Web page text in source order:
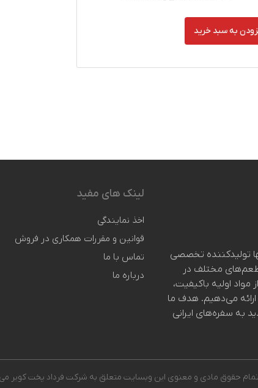
به سبد خرید
تولیدکننده تخصصی
مختلف در
مواد اولیه باکیفیت،
می‌دهیم. هدف ما
به سفره‌های ایرانی
لینک های مفید
اخذ نمایندگی
قوانین و مقررات همکاری در فروش
تماس با ما
درباره ما
تمام حقوق مادی و معنوی این وبسایت متعلق به شرکت فرداد پخت کویر می